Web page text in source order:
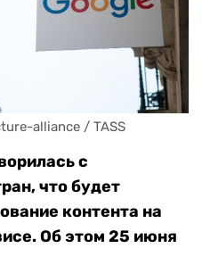
alliance / TASS
с
что будет
контента на
Об этом 25 июня